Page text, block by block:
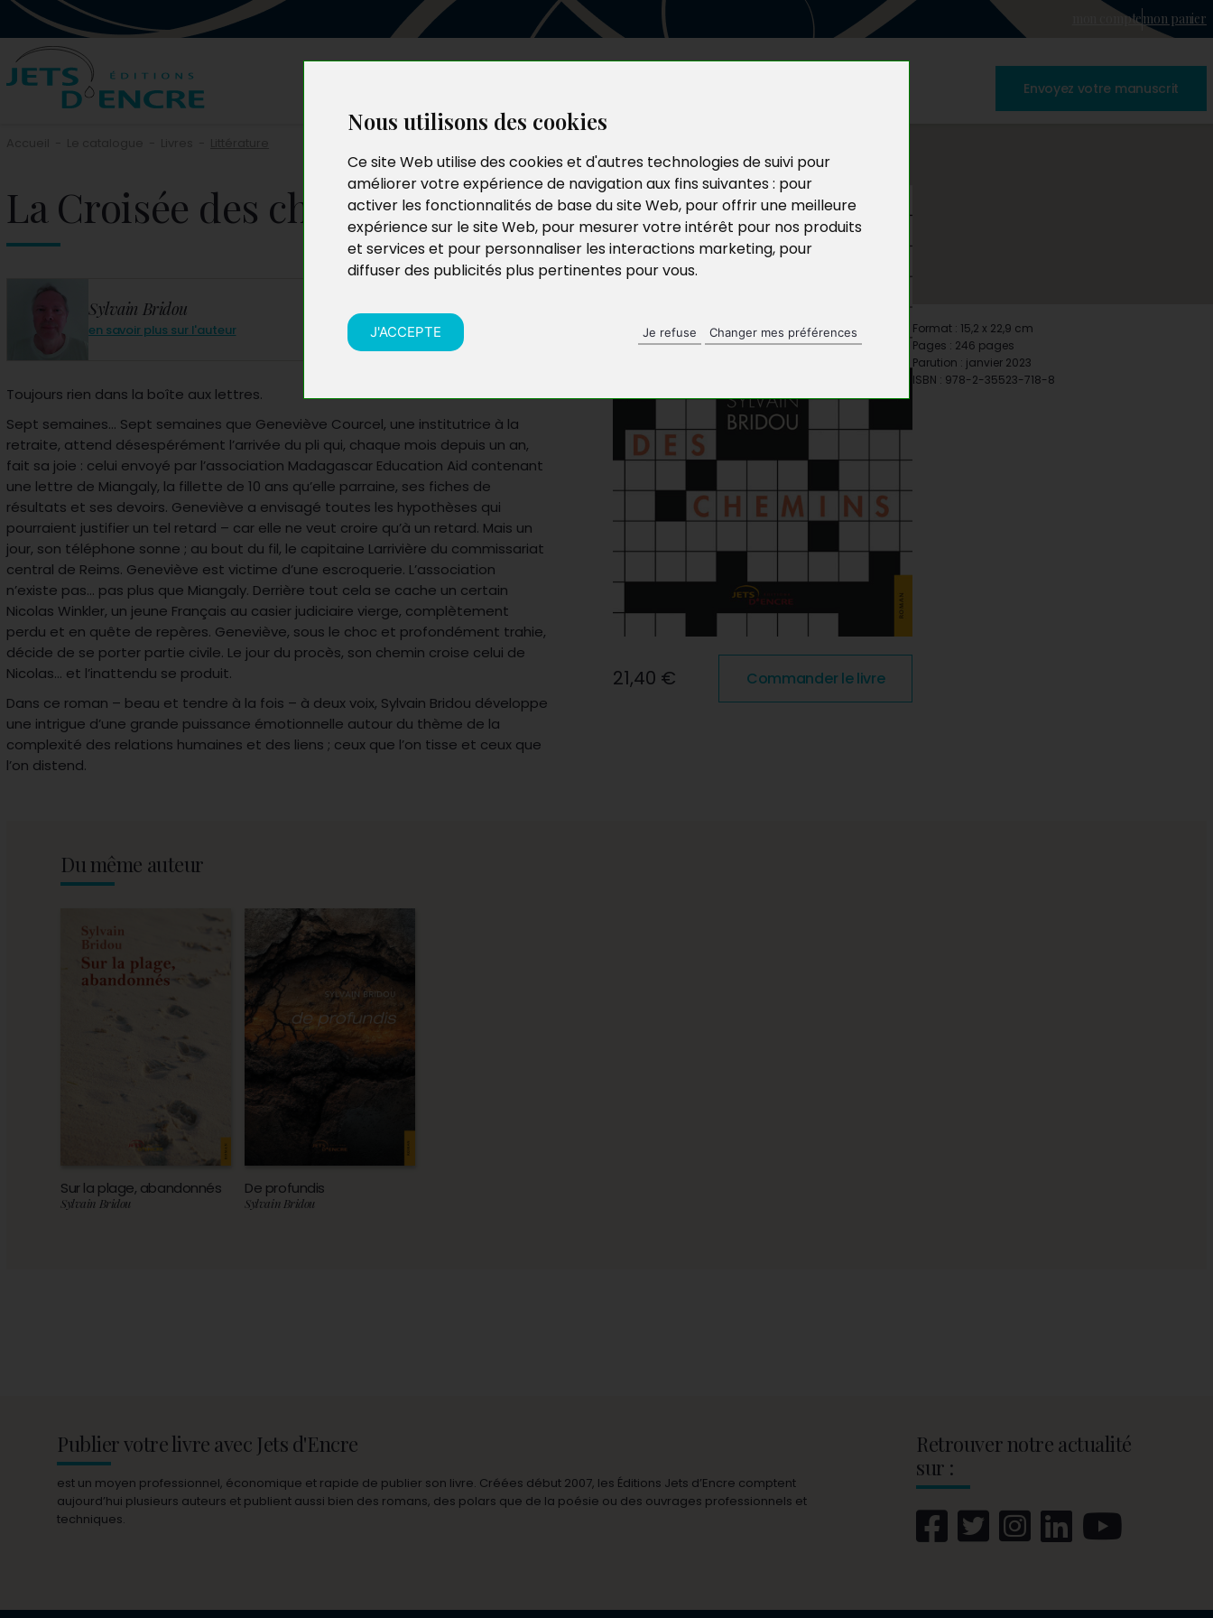
Nous utilisons des cookies
Ce site Web utilise des cookies et d'autres technologies de suivi pour
améliorer votre expérience de navigation aux fins suivantes : pour
activer les fonctionnalités de base du site Web, pour offrir une meilleure
expérience sur le site Web, pour mesurer votre intérêt pour nos produits
et services et pour personnaliser les interactions marketing, pour
diffuser des publicités plus pertinentes pour vous.
J'ACCEPTE Je refuse Changer mes préférences
mon comptemon panier
Envoyez votre manuscrit
La Croisée des chemins
Sylvain Bridou
en savoir plus sur l'auteur
Toujours rien dans la boîte aux lettres.
Sept semaines… Sept semaines que Geneviève Courcel, une institutrice à la
retraite, attend désespérément l’arrivée du pli qui, chaque mois depuis un an,
fait sa joie : celui envoyé par l’association Madagascar Education Aid contenant
une lettre de Miangaly, la fillette de 10 ans qu’elle parraine, ses fiches de
résultats et ses devoirs. Geneviève a envisagé toutes les hypothèses qui
pourraient justifier un tel retard – car elle ne veut croire qu’à un retard. Mais un
jour, son téléphone sonne ; au bout du fil, le capitaine Larrivière du commissariat
central de Reims. Geneviève est victime d’une escroquerie. L’association
n’existe pas… pas plus que Miangaly. Derrière tout cela se cache un certain
Nicolas Winkler, un jeune Français au casier judiciaire vierge, complètement
perdu et en quête de repères. Geneviève, sous le choc et profondément trahie,
décide de se porter partie civile. Le jour du procès, son chemin croise celui de
Nicolas… et l’inattendu se produit.
Dans ce roman – beau et tendre à la fois – à deux voix, Sylvain Bridou développe
une intrigue d’une grande puissance émotionnelle autour du thème de la
complexité des relations humaines et des liens ; ceux que l’on tisse et ceux que
l’on distend.
21,40 € Commander le livre
Format : 15,2 x 22,9 cm
Pages : 246 pages
Parution : janvier 2023
ISBN : 978-2-35523-718-8
Du même auteur
Sur la plage, abandonnés
Sylvain Bridou
De profundis
Sylvain Bridou
Publier votre livre avec Jets d'Encre
est un moyen professionnel, économique et rapide de publier son livre. Créées début 2007, les Éditions Jets d’Encre comptent
aujourd’hui plusieurs auteurs et publient aussi bien des romans, des polars que de la poésie ou des ouvrages professionnels et
techniques.
Retrouver notre actualité
sur :